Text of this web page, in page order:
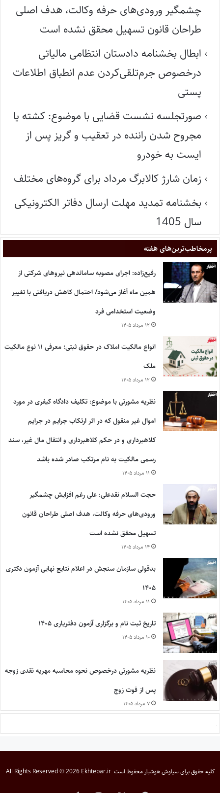
چشمگیر ورودی‌های حرفه وکالت، هدف اصلی
طراحان قانون تسهیل محقق نشده است
ابطال بخشنامه دادستان انتظامی مالیاتی
درخصوص جرم‌تلقی‌کردن عدم انطباق اطلاعات
پستی
صورتجلسه نشست قضایی با موضوع: کشته یا
مجروح شدن راننده در تعقیب و گریز پس از
ایست به خودرو
زمان شارژ کالابرگ مرداد برای گروه‌های مختلف
بخشنامه تمدید مهلت ارسال دفاتر الکترونیکی
سال 1405
پر‌مخاطب‌ترین‌های هفته
رفیع‌زاده: اجرای مصوبه ساماندهی نیروهای شرکتی از
همین ماه آغاز می‌شود/ احتمال کاهش دریافتی با تغییر
وضعیت استخدامی فرد
۱۲ مرداد ۱۴۰۵
انواع مالکیت املاک در حقوق ثبتی؛ معرفی ۱۱ نوع مالکیت
ملک
۱۲ مرداد ۱۴۰۵
نظریه مشورتی با موضوع: تکلیف دادگاه کیفری در مورد
اموال غیر منقول که در اثر ارتکاب جرایم در جرایم
کلاهبرداری و در حکم کلاهبرداری و انتقال مال غیر، سند
رسمی مالکیت به نام مرتکب صادر شده باشد
۱۱ مرداد ۱۴۰۵
حجت السلام نقدعلی: علی رغم افزایش چشمگیر
ورودی‌های حرفه وکالت، هدف اصلی طراحان قانون
تسهیل محقق نشده است
۱۴ مرداد ۱۴۰۵
بدقولی سازمان سنجش در اعلام نتایج نهایی آزمون دکتری
۱۴۰۵
۱۱ مرداد ۱۴۰۵
تاریخ ثبت نام و برگزاری آزمون دفتریاری ۱۴۰۵
۱۰ مرداد ۱۴۰۵
نظریه مشورتی درخصوص نحوه محاسبه مهریه نقدی زوجه
پس از فوت زوج
۷ مرداد ۱۴۰۵
کلیه حقوق برایسیاوش هوشیار محفوظ است All Rights Reserved © 2026 Ekhtebar.ir